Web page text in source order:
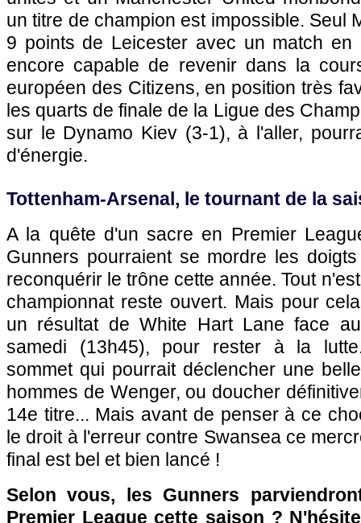
un titre de champion est impossible. Seul
9 points de Leicester avec un match en
encore capable de revenir dans la
européen des Citizens, en position très
les quarts de finale de la Ligue des
sur le Dynamo Kiev (3-1), à l'aller,
d'énergie.
Tottenham-Arsenal, le tournant de la
A la quête d'un sacre en Premier
Gunners pourraient se mordre les
reconquérir le trône cette année. Tout
championnat reste ouvert. Mais pour
un résultat de White Hart Lane face
samedi (13h45), pour rester à la
sommet qui pourrait déclencher une
hommes de Wenger, ou doucher
14e titre... Mais avant de penser à ce
le droit à l'erreur contre Swansea ce
final est bel et bien lancé !
Selon vous, les Gunners
Premier League cette saison ?